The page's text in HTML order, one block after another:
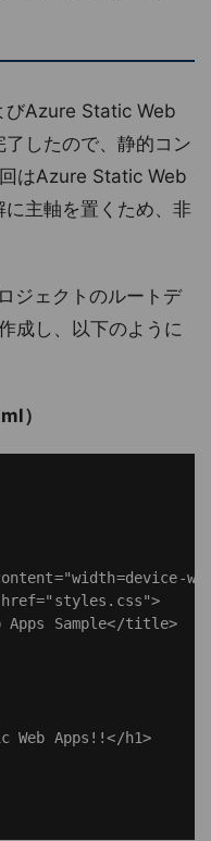
びAzure Static Web
したので、静的コン
はAzure Static Web
主軸を置くため、非
ジェクトのルートデ
成し、以下のように
）
Apps Sample</title>
Web Apps!!</h1>